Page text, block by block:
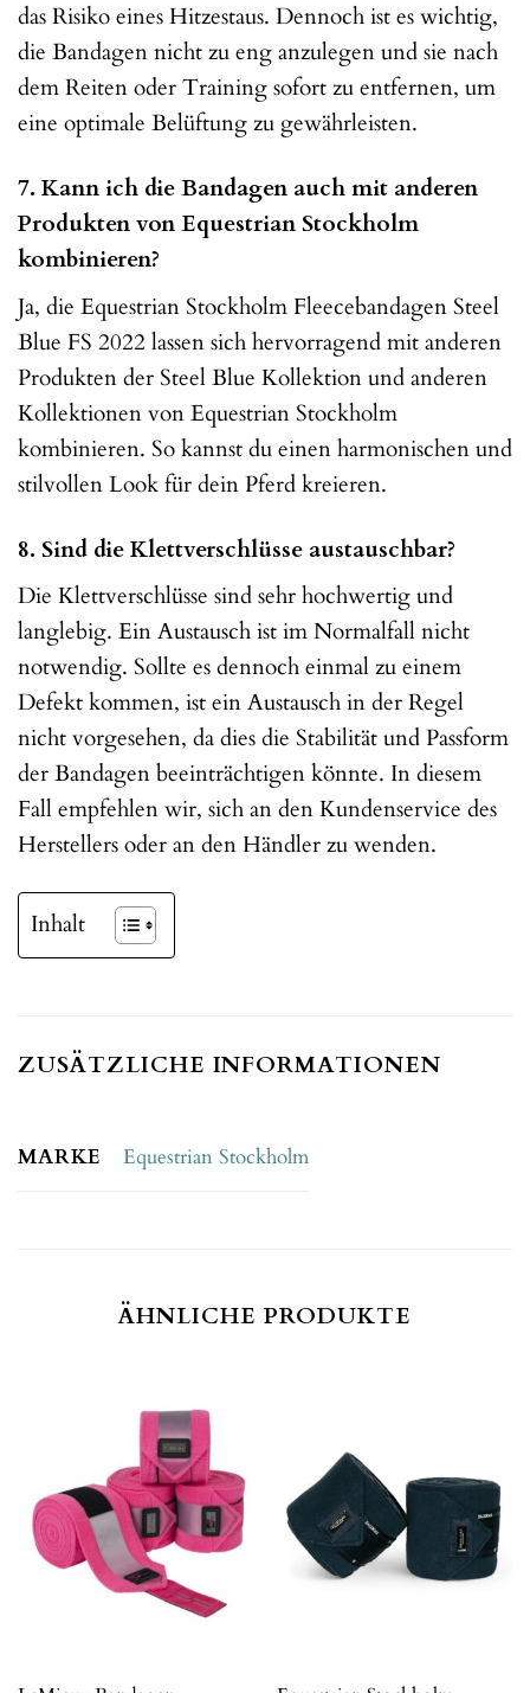
das Risiko eines Hitzestaus. Dennoch ist es wichtig,
die Bandagen nicht zu eng anzulegen und sie nach
dem Reiten oder Training sofort zu entfernen, um
eine optimale Belüftung zu gewährleisten.
7. Kann ich die Bandagen auch mit anderen
Produkten von Equestrian Stockholm
kombinieren?
Ja, die Equestrian Stockholm Fleecebandagen Steel
Blue FS 2022 lassen sich hervorragend mit anderen
Produkten der Steel Blue Kollektion und anderen
Kollektionen von Equestrian Stockholm
kombinieren. So kannst du einen harmonischen und
stilvollen Look für dein Pferd kreieren.
8. Sind die Klettverschlüsse austauschbar?
Die Klettverschlüsse sind sehr hochwertig und
langlebig. Ein Austausch ist im Normalfall nicht
notwendig. Sollte es dennoch einmal zu einem
Defekt kommen, ist ein Austausch in der Regel
nicht vorgesehen, da dies die Stabilität und Passform
der Bandagen beeinträchtigen könnte. In diesem
Fall empfehlen wir, sich an den Kundenservice des
Herstellers oder an den Händler zu wenden.
Inhalt
ZUSÄTZLICHE INFORMATIONEN
MARKE Equestrian Stockholm
ÄHNLICHE PRODUKTE